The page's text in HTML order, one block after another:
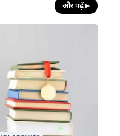
और पढ़ें➤